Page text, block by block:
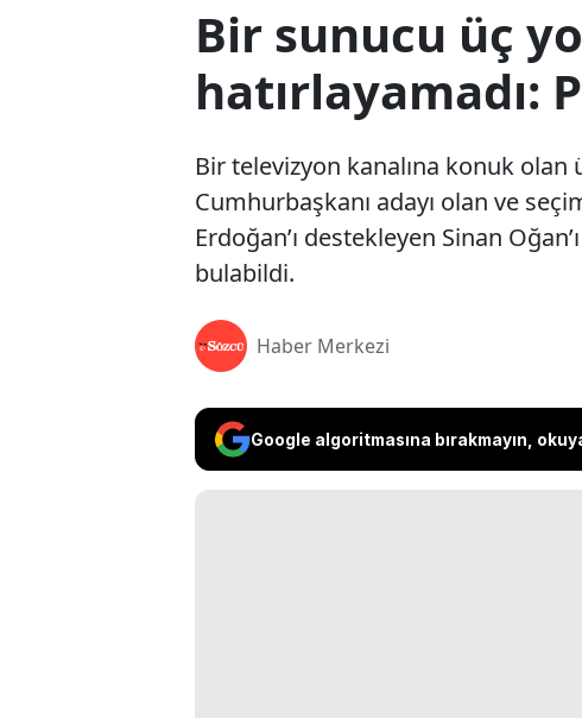
Bir sunucu üç
Bir televizyon kanalına konuk olan
Cumhurbaşkanı adayı olan ve
Erdoğan’ı destekleyen Sinan
bulabildi.
Haber Merkezi
Google algoritmasına bırakmayın,